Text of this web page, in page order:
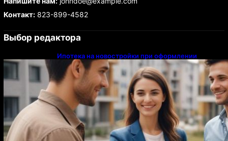
Контакт:823-899-4582
Выбор редактора
Ипотека на новостройки при оформлении
напрямую у застройщика